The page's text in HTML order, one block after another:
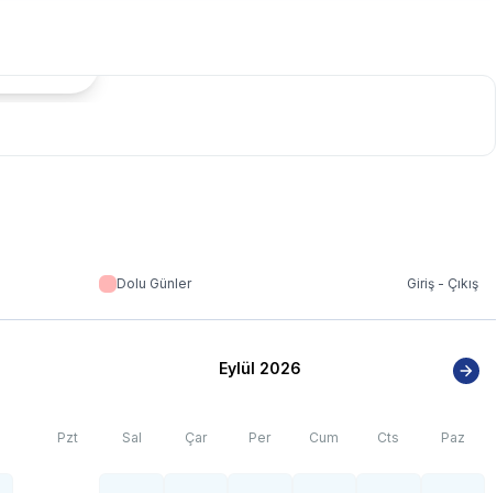
nüfus artışı sebebiyle; bölge genelinde nadiren de
Dolu Günler Giriş - Çıkış
Eylül 2026
Pzt Sal Çar Per Cum Cts Paz